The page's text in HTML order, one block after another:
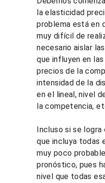
la elasticidad
problema está en
muy difícil de
necesario aislar
que influyen en
precios de la
intensidad de la
en el lineal, nivel
la competencia,
Incluso si se logra
que incluya todas
muy poco
pronóstico, pues
nivel que todas